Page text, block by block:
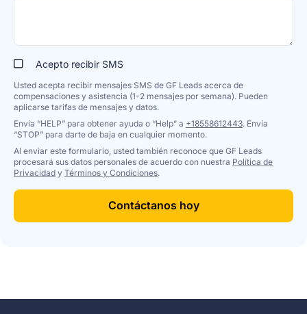
Acepto recibir SMS
Usted acepta recibir mensajes SMS de GF Leads acerca de
compensaciones y asistencia (1-2 mensajes por semana). Pueden
aplicarse tarifas de mensajes y datos.
Envía “HELP” para obtener ayuda o “Help” a +18558612443. Envía
“STOP” para darte de baja en cualquier momento.
Al enviar este formulario, usted también reconoce que GF Leads
procesará sus datos personales de acuerdo con nuestra Política de
Privacidad y Términos y Condiciones.
Contáctanos hoy